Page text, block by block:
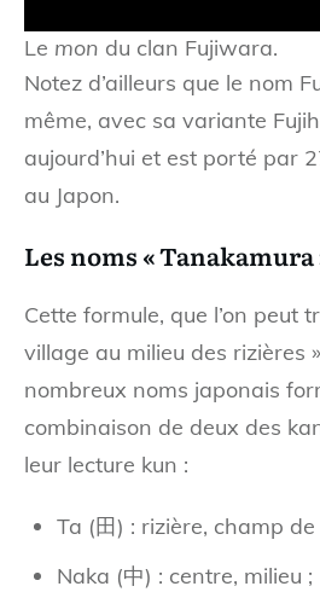
Le mon du clan Fujiwara.
Notez d’ailleurs que le nom
même, avec sa variante
aujourd’hui et est porté par
au Japon.
Les noms « Tanakamura
Cette formule, que l’on peut
village au milieu des rizières
nombreux noms japonais
combinaison de deux des
leur lecture kun :
Ta (田) : rizière, champ de
Naka (中) : centre, milieu ;